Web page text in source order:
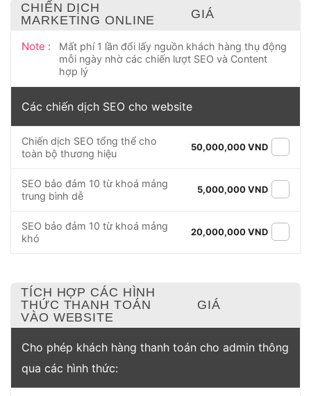
CHIẾN DỊCH
MARKETING ONLINE
GIÁ
Note :
Mất phí 1 lần đổi lấy nguồn khách hàng thụ động
mỗi ngày nhờ các chiến lượt SEO và Content
hợp lý
Các chiến dịch SEO cho website
Chiến dịch SEO tổng thể cho
toàn bộ thương hiệu
50,000,000 VND
SEO bảo đảm 10 từ khoá mảng
trung bình dễ
5,000,000 VND
SEO bảo đảm 10 từ khoá mảng
khó
20,000,000 VND
TÍCH HỢP CÁC HÌNH
THỨC THANH TOÁN
VÀO WEBSITE
GIÁ
Cho phép khách hàng thanh toán cho admin thông
qua các hình thức: